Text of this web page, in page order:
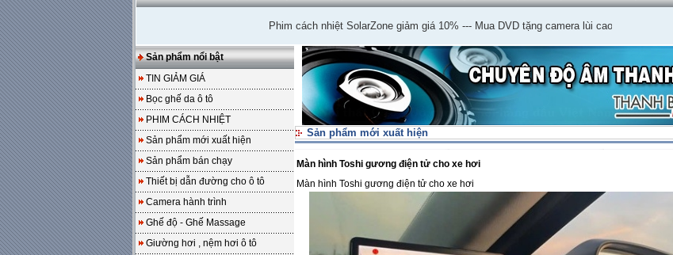
Phim cách nhiệt SolarZone giảm giá 10%---Mua DVD tặng camera lùi cao cấp--- Lắp nệm
Sản phẩm nổi bật
TIN GIẢM GIÁ
Bọc ghế da ô tô
PHIM CÁCH NHIỆT
Sản phẩm mới xuất hiện
Sản phẩm bán chạy
Thiết bị dẫn đường cho ô tô
Camera hành trình
Ghế độ - Ghế Massage
Giường hơi , nệm hơi ô tô
Sản phẩm mới xuất hiện
Màn hình Toshi gương điện tử cho xe hơi
Màn hình Toshi gương điện tử cho xe hơi